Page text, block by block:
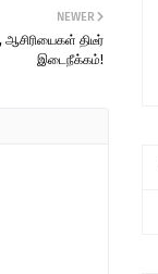
NEWER
ஆசிரியைகள் திடீர்
இடைநீக்கம்!